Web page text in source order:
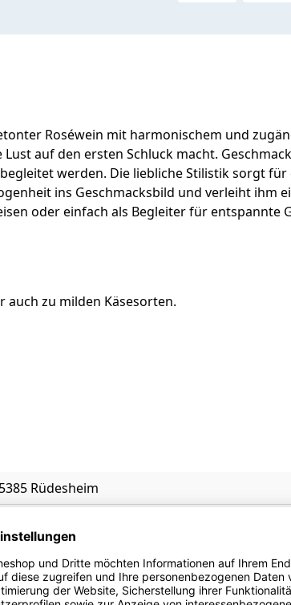
Roséwein mit harmonischem und
auf den ersten Schluck macht.
werden. Die liebliche Stilistik sorgt
ins Geschmacksbild und verleiht ihm
oder einfach als Begleiter für
auch zu milden Käsesorten.
Rüdesheim
Traubenmost, Säureregulator: